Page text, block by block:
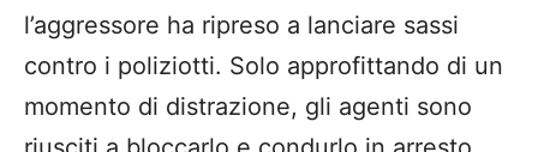
l’aggressore ha ripreso a lanciare sassi
contro i poliziotti. Solo approfittando di un
momento di distrazione, gli agenti sono